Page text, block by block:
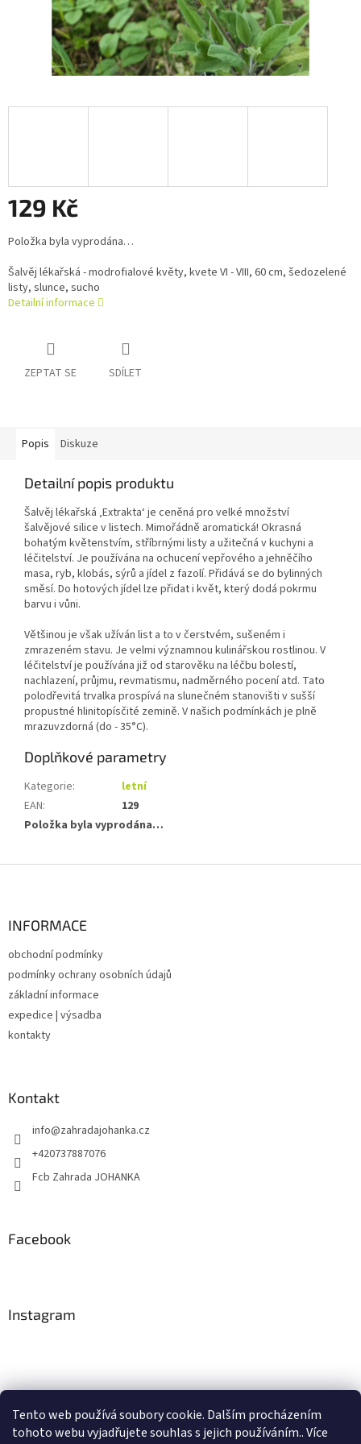
Tento web používá soubory cookie. Dalším procházením
tohoto webu vyjadřujete souhlas s jejich používáním.. Více
129 Kč
Měrná
cena:
Položka byla vyprodána…
Šalvěj lékařská - modrofialové květy, kvete VI - VIII, 60 cm, šedozelené
listy, slunce, sucho
Detailní informace
ZEPTAT SE SDÍLET
Popis Diskuze
Detailní popis produktu
Šalvěj lékařská ‚Extrakta‘ je ceněná pro velké množství
šalvějové silice v listech. Mimořádně aromatická! Okrasná
bohatým květenstvím, stříbrnými listy a užitečná v kuchyni a
léčitelství. Je používána na ochucení vepřového a jehněčího
masa, ryb, klobás, sýrů a jídel z fazolí. Přidává se do bylinných
směsí. Do hotových jídel lze přidat i květ, který dodá pokrmu
barvu i vůni.
Většinou je však užíván list a to v čerstvém, sušeném i
zmrazeném stavu. Je velmi významnou kulinářskou rostlinou. V
léčitelství je používána již od starověku na léčbu bolestí,
nachlazení, průjmu, revmatismu, nadměrného pocení atd. Tato
polodřevitá trvalka prospívá na slunečném stanovišti v sušší
propustné hlinitopísčité zemině. V našich podmínkách je plně
mrazuvzdorná (do - 35°C).
Doplňkové parametry
Kategorie:
letní
EAN:
129
Položka byla vyprodána…
INFORMACE
obchodní podmínky
podmínky ochrany osobních údajů
základní informace
expedice | výsadba
kontakty
Kontakt
info@zahradajohanka.cz
+420737887076
Fcb Zahrada JOHANKA
Facebook
Instagram
Sledovat na Instagramu